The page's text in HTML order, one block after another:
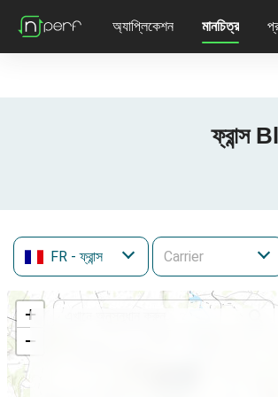
অ্যাপ্লিকেশন মানচিত্র
ফ্রান্স
FR - ফ্রান্স
+
−